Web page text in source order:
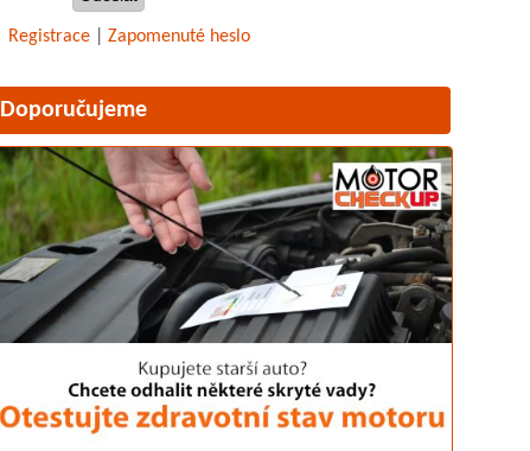
Registrace Zapomenuté heslo
Doporučujeme